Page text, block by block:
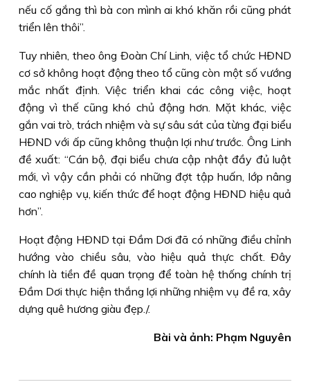
nếu cố gắng thì bà con mình ai khó khăn rồi cũng phát
triển lên thôi”.
Tuy nhiên, theo ông Ðoàn Chí Linh, việc tổ chức HÐND
cơ sở không hoạt động theo tổ cũng còn một số vướng
mắc nhất định. Việc triển khai các công việc, hoạt
động vì thế cũng khó chủ động hơn. Mặt khác, việc
gắn vai trò, trách nhiệm và sự sâu sát của từng đại biểu
HÐND với ấp cũng không thuận lợi như trước. Ông Linh
đề xuất: “Cán bộ, đại biểu chưa cập nhật đầy đủ luật
mới, vì vậy cần phải có những đợt tập huấn, lớp nâng
cao nghiệp vụ, kiến thức để hoạt động HÐND hiệu quả
hơn”.
Hoạt động HÐND tại Ðầm Dơi đã có những điều chỉnh
hướng vào chiều sâu, vào hiệu quả thực chất. Ðây
chính là tiền đề quan trọng để toàn hệ thống chính trị
Ðầm Dơi thực hiện thắng lợi những nhiệm vụ đề ra, xây
dựng quê hương giàu đẹp./.
Bài và ảnh: Phạm Nguyên